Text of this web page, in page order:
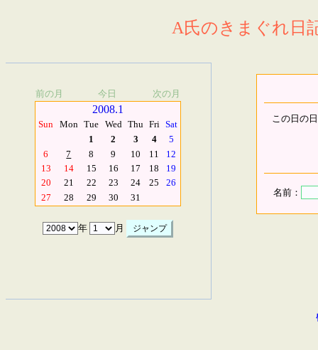
A氏のきまぐれ日
前の月 今日 次の月
2008.1
Sun Mon Tue Wed Thu Fri Sat
1
2 3 4
5
6
7 8 9 10 11
12
13
14 15 16 17 18
19
20
21 22 23 24 25
26
27
28 29 30 31
年 月
この日の
名前：